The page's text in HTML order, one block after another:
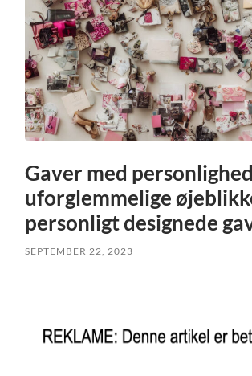
Gaver med
uforglemmelige
personligt designede
SEPTEMBER 22, 2023